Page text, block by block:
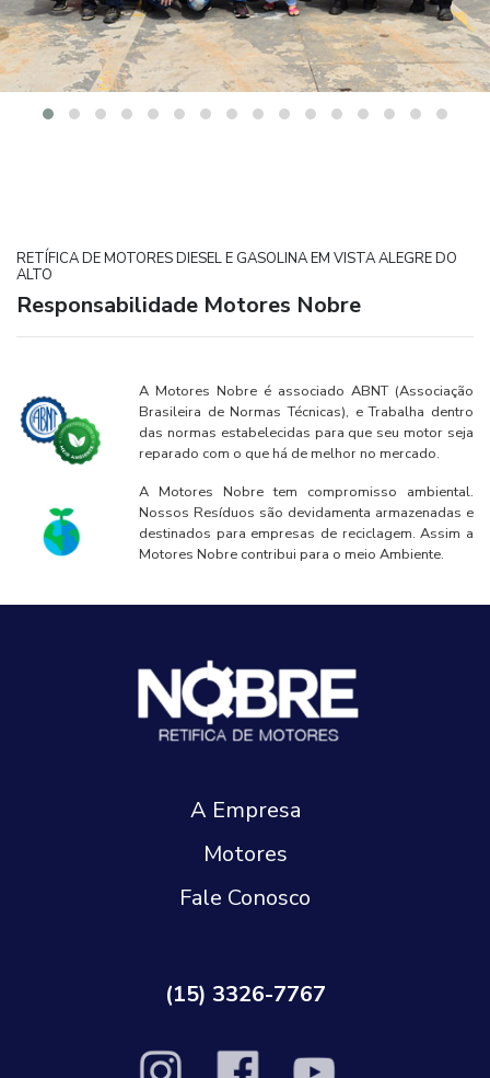
RETÍFICA DE MOTORES DIESEL E GASOLINA EM VISTA ALEGRE DO
ALTO
Responsabilidade Motores Nobre
A Motores Nobre é associado ABNT (Associação
Brasileira de Normas Técnicas), e Trabalha dentro
das normas estabelecidas para que seu motor seja
reparado com o que há de melhor no mercado.
A Motores Nobre tem compromisso ambiental.
Nossos Resíduos são devidamenta armazenadas e
destinados para empresas de reciclagem. Assim a
Motores Nobre contribui para o meio Ambiente.
A Empresa
Motores
Fale Conosco
(15) 3326-7767